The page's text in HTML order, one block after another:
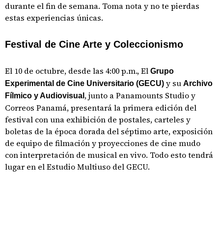
durante el fin de semana. Toma nota y no te pierdas
estas experiencias únicas.
Festival de Cine Arte y Coleccionismo
El 10 de octubre, desde las 4:00 p.m., El Grupo
Experimental de Cine Universitario (GECU) y su Archivo
Fílmico y Audiovisual , junto a Panamounts Studio y
Correos Panamá, presentará la primera edición del
festival con una exhibición de postales, carteles y
boletas de la época dorada del séptimo arte, exposición
de equipo de filmación y proyecciones de cine mudo
con interpretación de musical en vivo. Todo esto tendrá
lugar en el Estudio Multiuso del GECU.